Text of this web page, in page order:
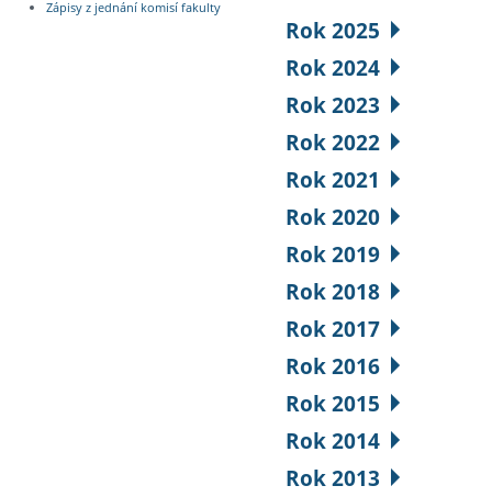
Zápisy z jednání komisí fakulty
Rok 2025
Rok 2024
Rok 2023
Rok 2022
Rok 2021
Rok 2020
Rok 2019
Rok 2018
Rok 2017
Rok 2016
Rok 2015
Rok 2014
Rok 2013